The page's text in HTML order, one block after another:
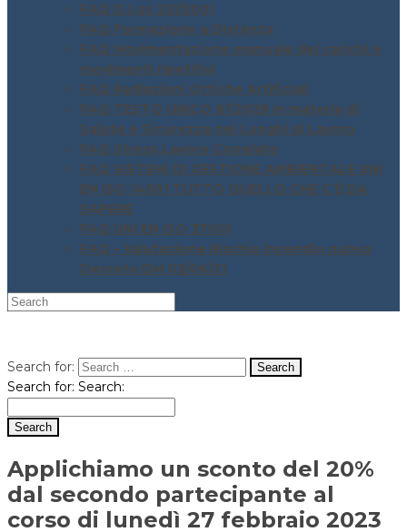
FAQ D.Lgs 231/2001
FAQ Formazione a Distanza
FAQ Movimentazione manuale dei carichi e
movimenti ripetitivi
FAQ Radiazioni Ottiche Artificiali
FAQ TESTO UNICO 81/2028 in materia di
Salute e Sicurezza nei Luoghi di Lavoro
FAQ Stress Lavoro Correlato
FAQ SISTEMI DI GESTIONE AMBIENTALE UNI
EN ISO 14001 TUTTO QUELLO CHE C’È DA
SAPERE
FAQ UNI EN ISO 37001
FAQ – Valutazione Rischio incendio nuovo
Decreto DM 03/06/21
Search for:
Search for: Search:
Applichiamo un sconto del 20%
dal secondo partecipante al
corso di lunedì 27 febbraio 2023